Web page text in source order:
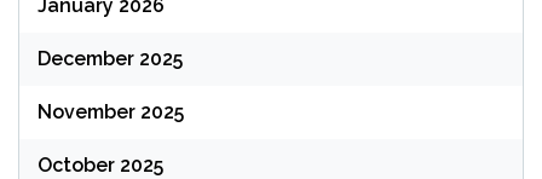
January 2026
December 2025
November 2025
October 2025